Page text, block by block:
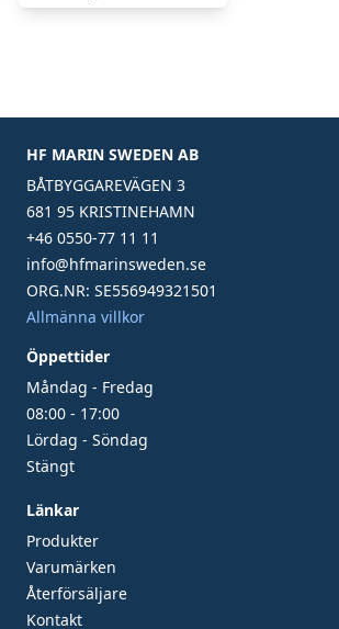
HF MARIN SWEDEN AB
BÅTBYGGAREVÄGEN 3
681 95 KRISTINEHAMN
+46 0550-77 11 11
info@hfmarinsweden.se
ORG.NR: SE556949321501
Allmänna villkor
Öppettider
Måndag - Fredag
08:00 - 17:00
Lördag - Söndag
Stängt
Länkar
Produkter
Varumärken
Återförsäljare
Kontakt